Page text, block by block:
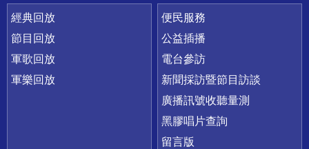
經典回放
節目回放
軍歌回放
軍樂回放
便民服務
公益插播
電台參訪
新聞採訪暨節目訪談
廣播訊號收聽量測
黑膠唱片查詢
留言版